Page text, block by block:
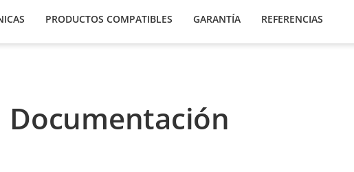
PRODUCTOS COMPATIBLES GARANTÍA REFERENCIAS
Documentación